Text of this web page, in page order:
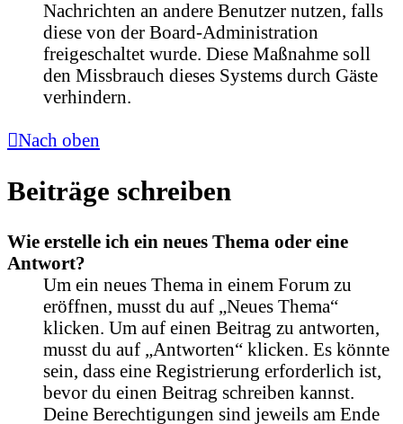
Nachrichten an andere Benutzer nutzen, falls
diese von der Board-Administration
freigeschaltet wurde. Diese Maßnahme soll
den Missbrauch dieses Systems durch Gäste
verhindern.
Nach oben
Beiträge schreiben
Wie erstelle ich ein neues Thema oder eine
Antwort?
Um ein neues Thema in einem Forum zu
eröffnen, musst du auf „Neues Thema“
klicken. Um auf einen Beitrag zu antworten,
musst du auf „Antworten“ klicken. Es könnte
sein, dass eine Registrierung erforderlich ist,
bevor du einen Beitrag schreiben kannst.
Deine Berechtigungen sind jeweils am Ende